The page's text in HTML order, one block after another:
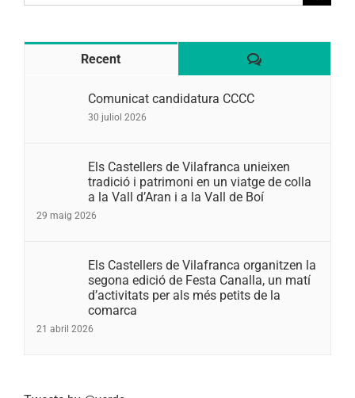
for:
Recent Comentaris
Comunicat candidatura CCCC
30 juliol 2026
Els Castellers de Vilafranca unieixen
tradició i patrimoni en un viatge de colla
a la Vall d’Aran i a la Vall de Boí
29 maig 2026
Els Castellers de Vilafranca organitzen la
segona edició de Festa Canalla, un matí
d’activitats per als més petits de la
comarca
21 abril 2026